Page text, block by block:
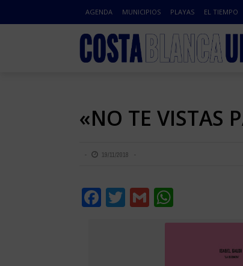
AGENDA MUNICIPIOS PLAYAS EL TIEMPO
«NO TE VISTAS
19/11/2018
Facebook
Twitter
Gmail